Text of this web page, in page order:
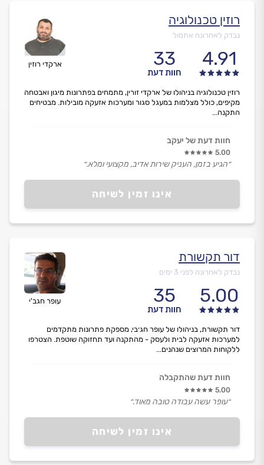
ארקדי רוזין
רוזין טכנולוגיה
נבדק לאחרונה אתמול
4.91
33
חוות דעת
אינו זמין לשיחה
רוזין טכנולוגיה בניהולו של ארקדי זורין, מתמחים בפתרונות מיגון ואבטחה
מקיפים, כולל מצלמות במעגל סגור ומערכות אזעקה מובילות. מבטיחים
התקנה...
חוות דעת של יעקב
5.00
״הגיע בזמן, העניק שירות אדיב, מקצועי ומלא.״
עופר חגב'י
דור תקשורת
נבדק לאחרונה לפני 3 ימים
5.00
35
חוות דעת
אינו זמין לשיחה
דור תקשורת, בניהולו של עופר חג׳בי, מספקת פתרונות מתקדמים
למערכות אזעקה לבית ולעסק - מהתקנה ועד תחזוקה שוטפת. הצטרפו
ללקוחות המרוצים שנהנים...
חוות דעת שהתקבלה
5.00
״עופר עשה עבודה טובה מאוד.״